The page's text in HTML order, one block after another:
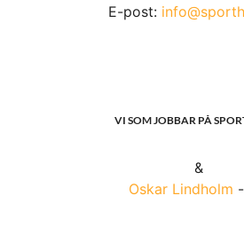
E-post:
VI SOM JOBBAR PÅ
&
Oskar Lindholm